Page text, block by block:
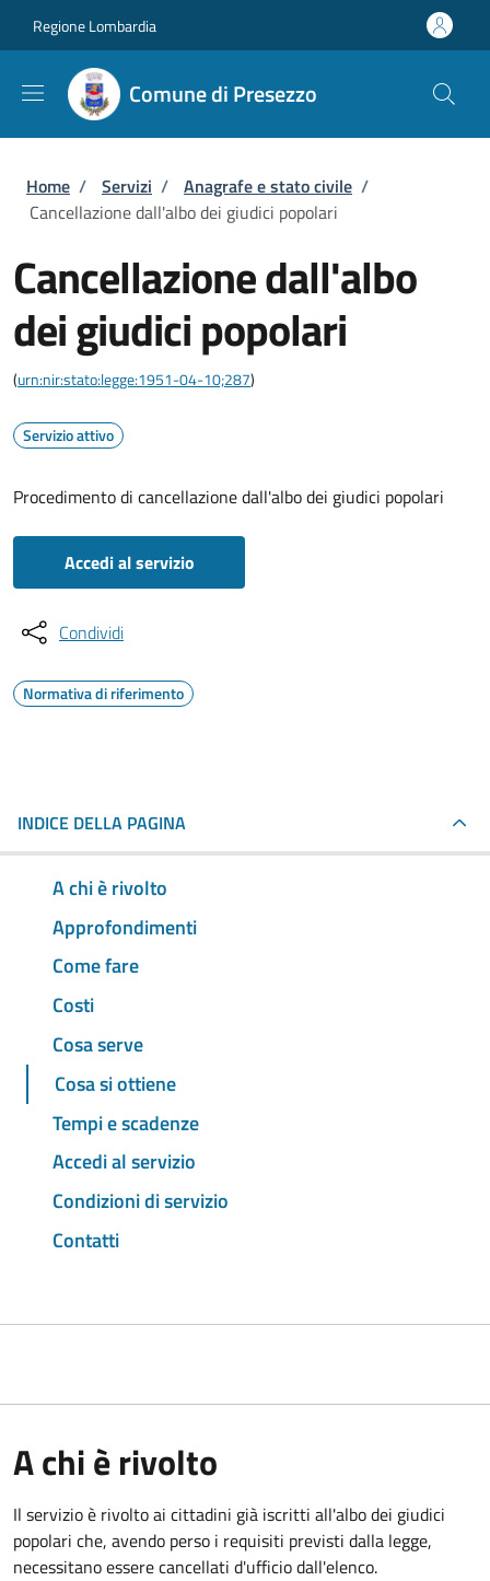
Regione Lombardia
Comune di Presezzo
Briciole di pane
Home / Servizi / Anagrafe e stato civile /
Cancellazione dall'albo dei giudici popolari
Cancellazione dall'albo
dei giudici popolari
(urn:nir:stato:legge:1951-04-10;287)
Servizio attivo
Procedimento di cancellazione dall'albo dei giudici popolari
Accedi al servizio
Condividi
Normativa di riferimento
INDICE DELLA PAGINA
A chi è rivolto
Approfondimenti
Come fare
Costi
Cosa serve
Cosa si ottiene
Tempi e scadenze
Accedi al servizio
Condizioni di servizio
Contatti
A chi è rivolto
Il servizio è rivolto ai cittadini già iscritti all'albo dei giudici
popolari che, avendo perso i requisiti previsti dalla legge,
necessitano essere cancellati d'ufficio dall'elenco.